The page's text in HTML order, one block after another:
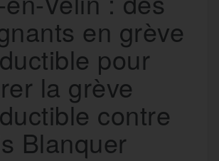
en grève
pour
la grève
contre
Blanquer